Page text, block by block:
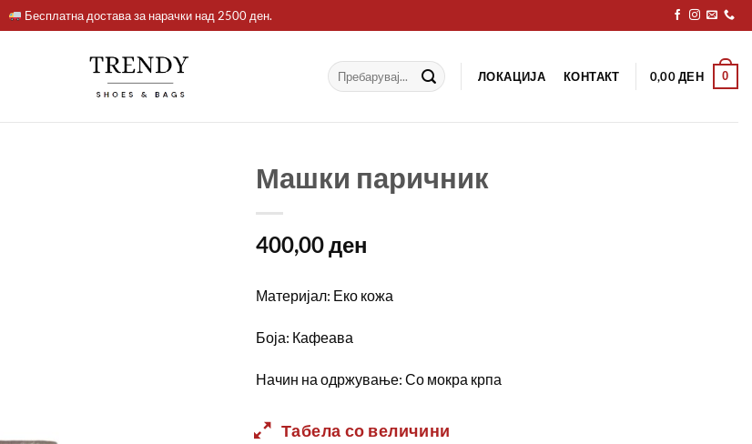
Бесплатна достава за нарачки над 2500 ден.
Барај
за:
ЛОКАЦИЈА КОНТАКТ 0,00ДЕН 0
Машки паричник
400,00ден
Материјал: Еко кожа
Боја: Кафеава
Начин на одржување: Со мокра крпа
Табела со величини